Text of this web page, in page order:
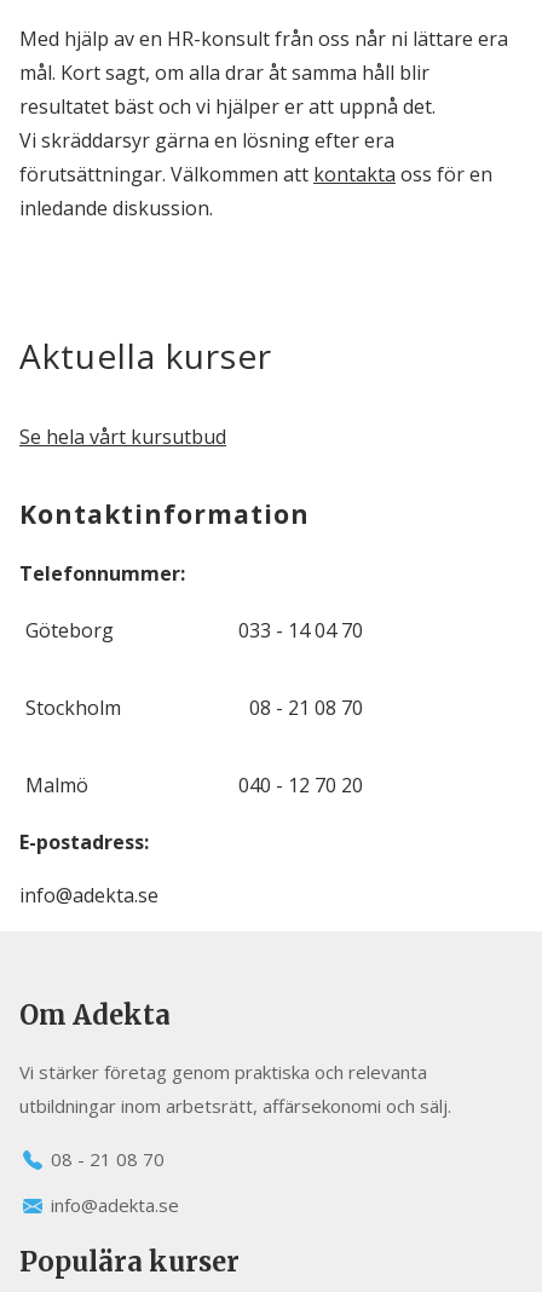
Med hjälp av en HR-konsult från oss når ni lättare era
mål. Kort sagt, om alla drar åt samma håll blir
resultatet bäst och vi hjälper er att uppnå det.
Vi skräddarsyr gärna en lösning efter era
förutsättningar. Välkommen att kontakta oss för en
inledande diskussion.
Aktuella kurser
Se hela vårt kursutbud
Kontaktinformation
Telefonnummer:
Göteborg 033 - 14 04 70
Stockholm 08 - 21 08 70
Malmö 040 - 12 70 20
E-postadress:
info@adekta.se
Om Adekta
Vi stärker företag genom praktiska och relevanta
utbildningar inom arbetsrätt, affärsekonomi och sälj.
08 - 21 08 70
info@adekta.se
Populära kurser